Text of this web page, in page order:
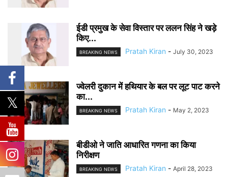
ईडी प्रमुख के सेवा विस्तार पर ललन सिंह ने खड़े
किए...
BREAKING NEWS Pratah Kiran - July 30, 2023
ज्वेलरी दुकान में हथियार के बल पर लूट पाट करने
का...
BREAKING NEWS Pratah Kiran - May 2, 2023
बीडीओ ने जाति आधारित गणना का किया
निरीक्षण
BREAKING NEWS Pratah Kiran - April 28, 2023